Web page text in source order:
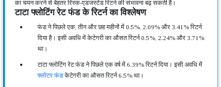
का चयन करने से बेहतर रिस्क-एडजस्टेड रिटर्न की संभावना बढ़ सकती है।
टाटा फ्लोटिंग रेट फंड के रिटर्न का विश्लेषण
फंड ने पिछले एक, तीन और छह महीनों में 0.5%, 2.09% और 3.41% रिटर्न
दिया है। इसी अवधि में केटेगरी का औसत रिटर्न 0.5%, 2.24% और 3.71%
था।
टाटा फ्लोटिंग रेट फंड ने पिछले एक वर्ष में 6.39% रिटर्न दिया। इसी अवधि में
फ्लोटर फंडकेटेगरी का औसत रिटर्न 6.5% था।